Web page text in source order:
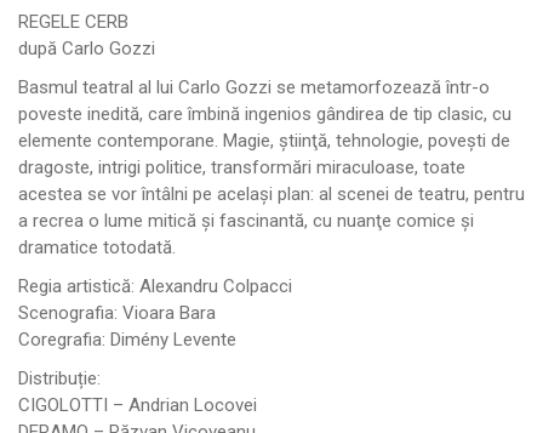
REGELE CERB
după Carlo Gozzi
Basmul teatral al lui Carlo Gozzi se metamorfozează într-o
poveste inedită, care îmbină ingenios gândirea de tip clasic, cu
elemente contemporane. Magie, ştiinţă, tehnologie, poveşti de
dragoste, intrigi politice, transformări miraculoase, toate
acestea se vor întâlni pe acelaşi plan: al scenei de teatru, pentru
a recrea o lume mitică şi fascinantă, cu nuanţe comice şi
dramatice totodată.
Regia artistică: Alexandru Colpacci
Scenografia: Vioara Bara
Coregrafia: Dimény Levente
Distribuție:
CIGOLOTTI – Andrian Locovei